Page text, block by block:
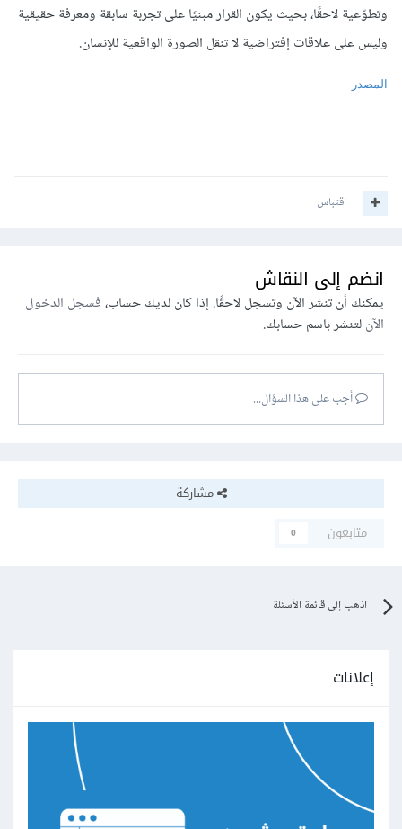
وتطوّعية لاحقًا، بحيث يكون القرار مبنيًا على تجربة سابقة ومعرفة حقيقية
وليس على علاقات إفتراضية لا تنقل الصورة الواقعية للإنسان.
المصدر
اقتباس
انضم إلى النقاش
يمكنك أن تنشر الآن وتسجل لاحقًا. إذا كان لديك حساب،فسجل الدخول
الآنلتنشر باسم حسابك.
أجب على هذا السؤال...
مشاركة
متابعون
0
اذهب إلى قائمة الأسئلة
إعلانات